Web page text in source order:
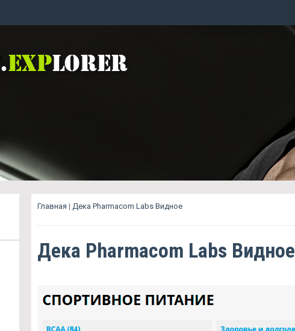
Главная | Дека Pharmacom Labs Видное
Дека Pharmacom Labs Видное